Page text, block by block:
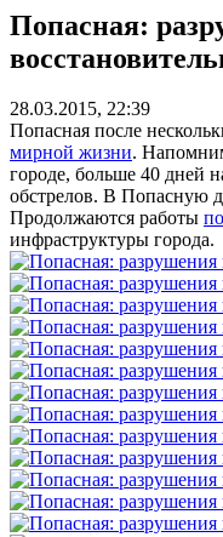
Попасная:
28.03.2015, 22:39
Попасная после
мирной жизни.
городе, больше 40 дней
обстрелов. В Попасную
Продолжаются работы
инфраструктуры города.